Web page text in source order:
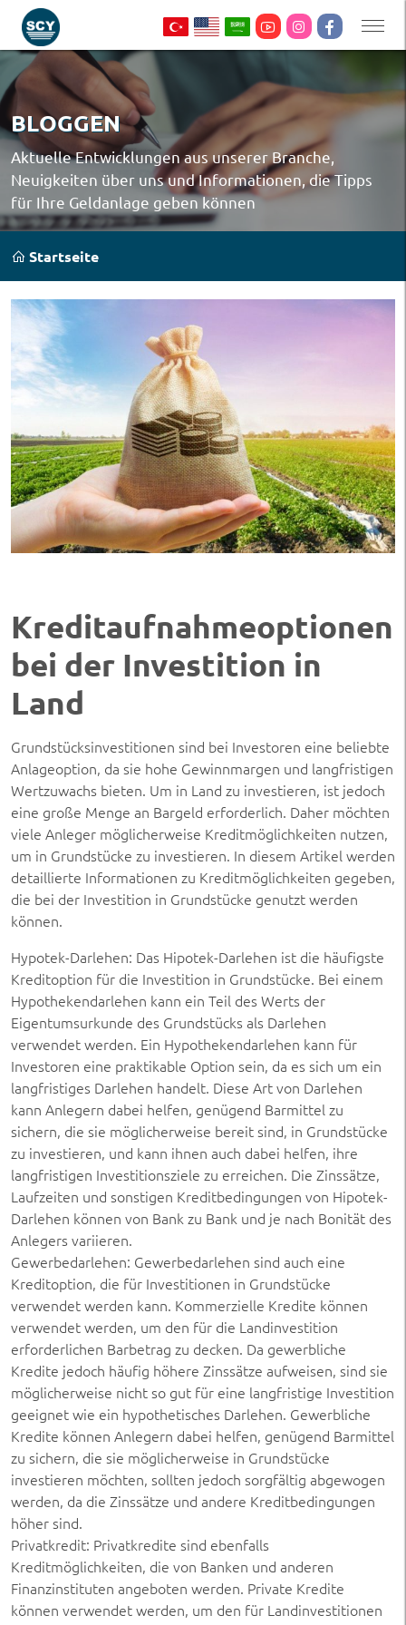
BLOGGEN
Aktuelle Entwicklungen aus unserer Branche,
Neuigkeiten über uns und Informationen, die Tipps
für Ihre Geldanlage geben können
Startseite
Kreditaufnahmeoptionen
bei der Investition in
Land
Grundstücksinvestitionen sind bei Investoren eine beliebte
Anlageoption, da sie hohe Gewinnmargen und langfristigen
Wertzuwachs bieten. Um in Land zu investieren, ist jedoch
eine große Menge an Bargeld erforderlich. Daher möchten
viele Anleger möglicherweise Kreditmöglichkeiten nutzen,
um in Grundstücke zu investieren. In diesem Artikel werden
detaillierte Informationen zu Kreditmöglichkeiten gegeben,
die bei der Investition in Grundstücke genutzt werden
können.
Hypotek-Darlehen: Das Hipotek-Darlehen ist die häufigste
Kreditoption für die Investition in Grundstücke. Bei einem
Hypothekendarlehen kann ein Teil des Werts der
Eigentumsurkunde des Grundstücks als Darlehen
verwendet werden. Ein Hypothekendarlehen kann für
Investoren eine praktikable Option sein, da es sich um ein
langfristiges Darlehen handelt. Diese Art von Darlehen
kann Anlegern dabei helfen, genügend Barmittel zu
sichern, die sie möglicherweise bereit sind, in Grundstücke
zu investieren, und kann ihnen auch dabei helfen, ihre
langfristigen Investitionsziele zu erreichen. Die Zinssätze,
Laufzeiten und sonstigen Kreditbedingungen von Hipotek-
Darlehen können von Bank zu Bank und je nach Bonität des
Anlegers variieren.
Gewerbedarlehen: Gewerbedarlehen sind auch eine
Kreditoption, die für Investitionen in Grundstücke
verwendet werden kann. Kommerzielle Kredite können
verwendet werden, um den für die Landinvestition
erforderlichen Barbetrag zu decken. Da gewerbliche
Kredite jedoch häufig höhere Zinssätze aufweisen, sind sie
möglicherweise nicht so gut für eine langfristige Investition
geeignet wie ein hypothetisches Darlehen. Gewerbliche
Kredite können Anlegern dabei helfen, genügend Barmittel
zu sichern, die sie möglicherweise in Grundstücke
investieren möchten, sollten jedoch sorgfältig abgewogen
werden, da die Zinssätze und andere Kreditbedingungen
höher sind.
Privatkredit: Privatkredite sind ebenfalls
Kreditmöglichkeiten, die von Banken und anderen
Finanzinstituten angeboten werden. Private Kredite
können verwendet werden, um den für Landinvestitionen